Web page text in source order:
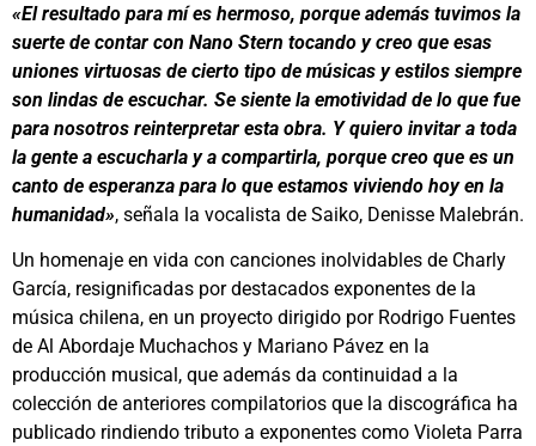
«El resultado para mí es hermoso, porque además tuvimos la
suerte de contar con Nano Stern tocando y creo que esas
uniones virtuosas de cierto tipo de músicas y estilos siempre
son lindas de escuchar. Se siente la emotividad de lo que fue
para nosotros reinterpretar esta obra. Y quiero invitar a toda
la gente a escucharla y a compartirla, porque creo que es un
canto de esperanza para lo que estamos viviendo hoy en la
humanidad», señala la vocalista de Saiko, Denisse Malebrán.
Un homenaje en vida con canciones inolvidables de Charly
García, resignificadas por destacados exponentes de la
música chilena, en un proyecto dirigido por Rodrigo Fuentes
de Al Abordaje Muchachos y Mariano Pávez en la
producción musical, que además da continuidad a la
colección de anteriores compilatorios que la discográfica ha
publicado rindiendo tributo a exponentes como Violeta Parra